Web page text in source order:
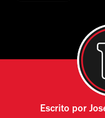
Escrito por